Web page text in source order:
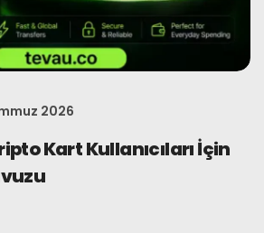
2026
Kart Kullanıcıları İçin